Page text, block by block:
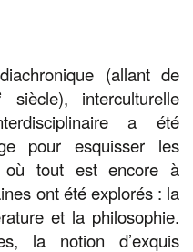
(allant de
siècle), interculturelle
a été
pour esquisser les
où tout est encore à
ont été explorés : la
et la philosophie.
la notion d’exquis